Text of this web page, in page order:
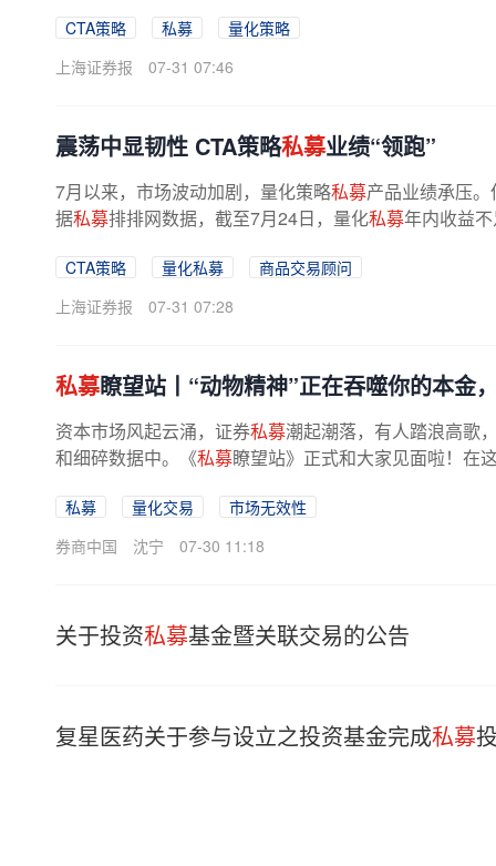
CTA策略 私募
量化策略
上海证券报
07-31 07:46
震荡中显韧性 CTA策略私募业绩“领跑”
7月以来，市场波动加剧，量化策略私募产品业绩承压
据私募排排网数据，截至7月24日，量化私募年内收益
CTA策略 量化私募
商品交易顾问
上海证券报
07-31 07:28
私募瞭望站丨“动物精神”正在吞噬你的本金
资本市场风起云涌，证券私募潮起潮落，有人踏浪高歌
和细碎数据中。《私募瞭望站》正式和大家见面啦！在
私募 量化交易
市场无效性
券商中国
沈宁 07-30 11:18
关于投资私募基金暨关联交易的公告
复星医药关于参与设立之投资基金完成私募